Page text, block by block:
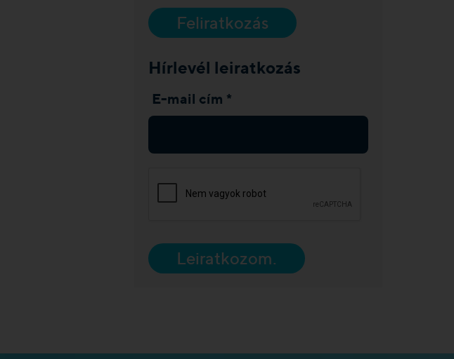
Feliratkozás
Hírlevél leiratkozás
E-mail cím *
Leiratkozom.